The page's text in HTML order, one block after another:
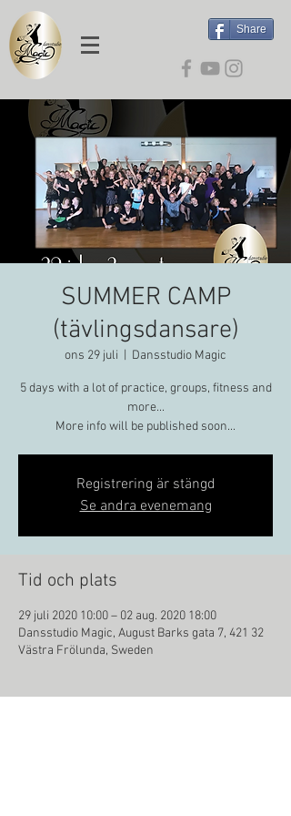
Share
SUMMER CAMP
(tävlingsdansare)
ons 29 juli Dansstudio Magic
5 days with a lot of practice, groups, fitness and
more...
More info will be published soon...
Registrering är stängd
Se andra evenemang
Tid och plats
29 juli 2020 10:00 – 02 aug. 2020 18:00
Dansstudio Magic, August Barks gata 7, 421 32
Västra Frölunda, Sweden